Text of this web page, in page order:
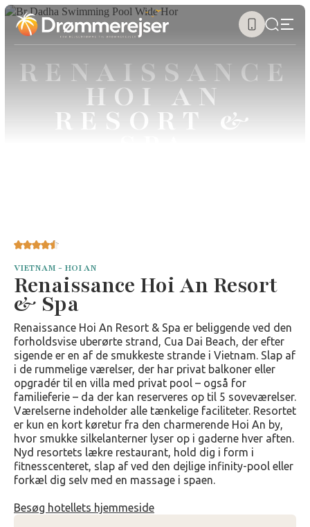
RENAISSANCE
HOI AN
RESORT &
VIETNAM - HOI AN
Renaissance Hoi An Resort
& Spa
Renaissance Hoi An Resort & Spa er beliggende ved den
forholdsvise uberørte strand, Cua Dai Beach, der efter
sigende er en af ​​de smukkeste strande i Vietnam. Slap af
i de rummelige værelser, der har privat balkoner eller
opgradér til en villa med privat pool – også for
familieferie – da der kan reserveres op til 5 soveværelser.
Værelserne indeholder alle tænkelige faciliteter. Resortet
er kun en kort køretur fra den charmerende Hoi An by,
hvor smukke silkelanterner lyser op i gaderne hver aften.
Nyd resortets lækre restaurant, hold dig i form i
fitnesscenteret, slap af ved den dejlige infinity-pool eller
forkæl dig selv med en massage i spaen.
Besøg hotellets hjemmeside